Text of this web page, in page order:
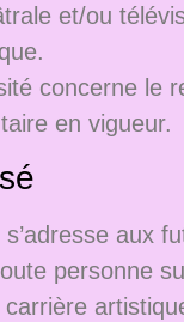
et/ou
concerne le
en vigueur.
aux
personne